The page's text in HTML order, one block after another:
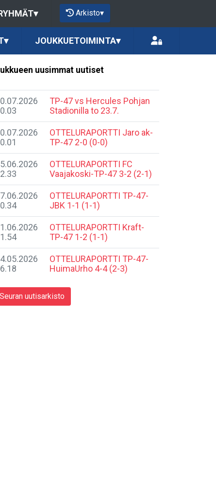
▾ Arkisto▾
▾ JOUKKUETOIMINTA▾
uusimmat uutiset
TP-47 vs Hercules Pohjan
Stadionilla to 23.7.
​OTTELURAPORTTI Jaro ak-
TP-47 2-0 (0-0)
​OTTELURAPORTTI FC
Vaajakoski-TP-47 3-2 (2-1)
​OTTELURAPORTTI TP-47-
JBK 1-1 (1-1)
OTTELURAPORTTI Kraft-
TP-47 1-2 (1-1)
​OTTELURAPORTTI TP-47-
HuimaUrho 4-4 (2-3)
Seuran uutisarkisto